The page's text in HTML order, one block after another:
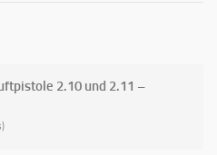
2.10 und 2.11 –